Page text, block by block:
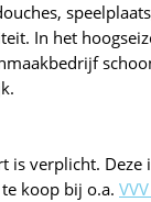
In het
is verplicht. Deze
koop bij o.a.